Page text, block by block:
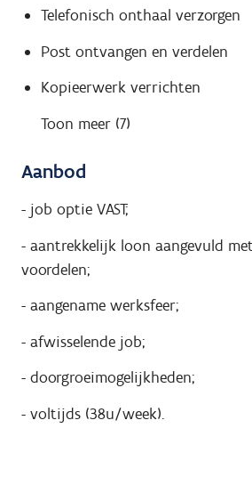
Telefonisch onthaal verzorgen
Post ontvangen en verdelen
Kopieerwerk verrichten
Toon meer (7)
Aanbod
- job optie VAST;
- aantrekkelijk loon aangevuld
voordelen;
- aangename werksfeer;
- afwisselende job;
- doorgroeimogelijkheden;
- voltijds (38u/week).